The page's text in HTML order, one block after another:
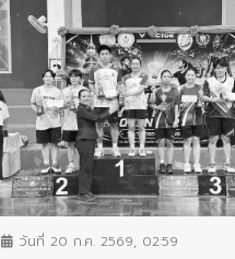
ข่าวประชาสัมพันธ์
วันที่ 20 ก.ค. 2569, 02:59